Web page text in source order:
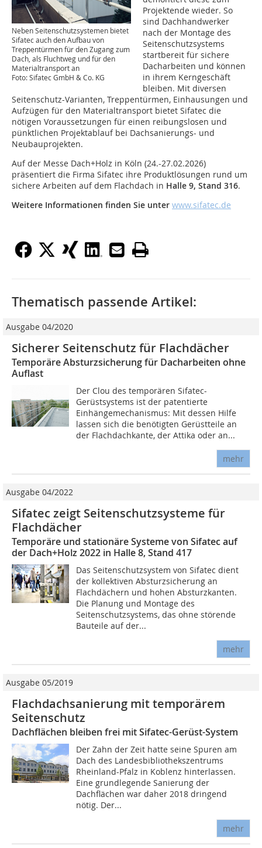
Neben Seitenschutzsystemen bietet
Sifatec auch den Aufbau von
Treppentürmen für den Zugang zum
Dach, als Fluchtweg und für den
Materialtransport an
Foto: Sifatec GmbH & Co. KG
Projektende wieder. So
sind Dachhandwerker
nach der Montage des
Seitenschutzsystems
startbereit für sichere
Dacharbeiten und können
in ihrem Kerngeschäft
bleiben. Mit diversen
Seitenschutz-Varianten, Treppentürmen, Einhausungen und
Aufzügen für den Materialtransport bietet Sifatec die
nötigen Voraussetzungen für einen reibungslosen und
pünktlichen Projektablauf bei Dachsanierungs- und
Neubauprojekten.
Auf der Messe Dach+Holz in Köln (24.-27.02.2026)
präsentiert die Firma Sifatec ihre Produktlösungen rund um
sichere Arbeiten auf dem Flachdach in Halle 9, Stand 316.
Weitere Informationen finden Sie unter www.sifatec.de
Thematisch passende Artikel:
Ausgabe 04/2020
Sicherer Seitenschutz für Flachdächer
Temporäre Absturzsicherung für Dacharbeiten ohne
Auflast
Der Clou des temporären Sifatec-
Gerüstsystems ist der patentierte
Einhängemechanismus: Mit dessen Hilfe
lassen sich die benötigten Gerüstteile an
der Flachdachkante, der Attika oder an...
mehr
Ausgabe 04/2022
Sifatec zeigt Seitenschutzsysteme für
Flachdächer
Temporäre und stationäre Systeme von Sifatec auf
der Dach+Holz 2022 in Halle 8, Stand 417
Das Seitenschutzsystem von Sifatec dient
der kollektiven Absturzsicherung an
Flachdächern und hohen Absturzkanten.
Die Planung und Montage des
Seitenschutzsystems, das ohne störende
Bauteile auf der...
mehr
Ausgabe 05/2019
Flachdachsanierung mit temporärem
Seitenschutz
Dachflächen bleiben frei mit Sifatec-Gerüst-System
Der Zahn der Zeit hatte seine Spuren am
Dach des Landesbibliothekszentrums
Rheinland-Pfalz in Koblenz hinterlassen.
Eine grundlegende Sanierung der
Dachflächen war daher 2018 dringend
nötig. Der...
mehr